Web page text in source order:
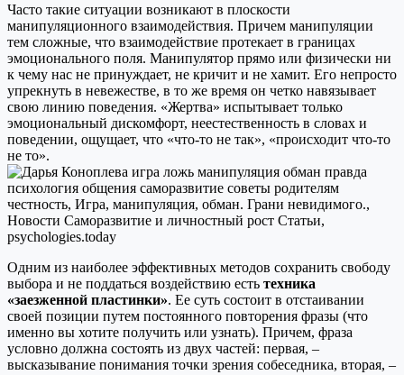
Часто такие ситуации возникают в плоскости
манипуляционного взаимодействия. Причем манипуляции
тем сложные, что взаимодействие протекает в границах
эмоционального поля. Манипулятор прямо или физически ни
к чему нас не принуждает, не кричит и не хамит. Его непросто
упрекнуть в невежестве, в то же время он четко навязывает
свою линию поведения. «Жертва» испытывает только
эмоциональный дискомфорт, неестественность в словах и
поведении, ощущает, что «что-то не так», «происходит что-то
не то».
Одним из наиболее эффективных методов сохранить свободу
выбора и не поддаться воздействию есть техника
«заезженной пластинки». Ее суть состоит в отстаивании
своей позиции путем постоянного повторения фразы (что
именно вы хотите получить или узнать). Причем, фраза
условно должна состоять из двух частей: первая, –
высказывание понимания точки зрения собеседника, вторая, –